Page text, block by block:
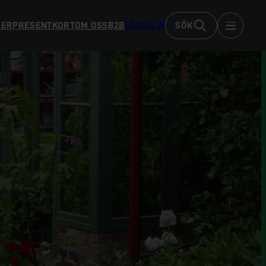
PRESENTKORTOM OSS B2B LOGGA IN SÖK